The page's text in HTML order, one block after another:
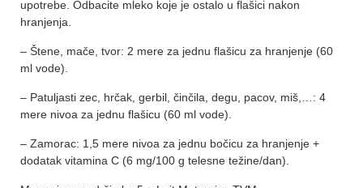
upotrebe. Odbacite mleko koje je ostalo u flašici nakon
hranjenja.
– Štene, mače, tvor: 2 mere za jednu flašicu za hranjenje (60
ml vode).
– Patuljasti zec, hrčak, gerbil, činčila, degu, pacov, miš,…: 4
mere nivoa za jednu flašicu (60 ml vode).
– Zamorac: 1,5 mere nivoa za jednu bočicu za hranjenje +
dodatak vitamina C (6 mg/100 g telesne težine/dan).